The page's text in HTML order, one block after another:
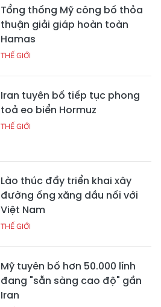
Tổng thống Mỹ công bố thỏa
thuận giải giáp hoàn toàn
Hamas
THẾ GIỚI
Iran tuyên bố tiếp tục phong
toả eo biển Hormuz
THẾ GIỚI
Lào thúc đẩy triển khai xây
đường ống xăng dầu nối với
Việt Nam
THẾ GIỚI
Mỹ tuyên bố hơn 50.000 lính
đang "sẵn sàng cao độ" gần
Iran